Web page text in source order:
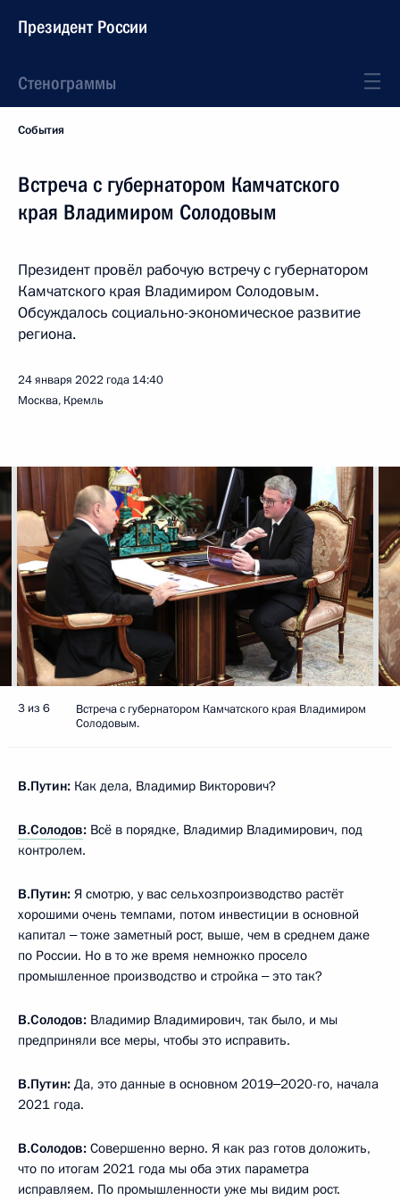
Президент России
Стенограммы
События
Встреча с губернатором Камчатского
края Владимиром Солодовым
Президент провёл рабочую встречу с губернатором
Камчатского края Владимиром Солодовым.
Обсуждалось социально-экономическое развитие
региона.
24 января 2022 года 14:40
Москва, Кремль
3 из 6
Встреча с губернатором Камчатского края Владимиром
Солодовым.
В.Путин: Как дела, Владимир Викторович?
В.Солодов: Всё в порядке, Владимир Владимирович, под
контролем.
В.Путин: Я смотрю, у вас сельхозпроизводство растёт
хорошими очень темпами, потом инвестиции в основной
капитал ‒ тоже заметный рост, выше, чем в среднем даже
по России. Но в то же время немножко просело
промышленное производство и стройка ‒ это так?
В.Солодов: Владимир Владимирович, так было, и мы
предприняли все меры, чтобы это исправить.
В.Путин: Да, это данные в основном 2019‒2020-го, начала
2021 года.
В.Солодов: Совершенно верно. Я как раз готов доложить,
что по итогам 2021 года мы оба этих параметра
исправляем. По промышленности уже мы видим рост.